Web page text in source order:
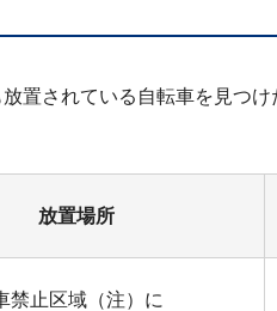
置されている自転車を見つ
放置場所
禁止区域（注）に